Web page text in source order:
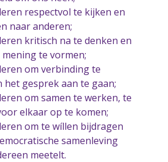
respectvol te kijken en
naar anderen;
kritisch na te denken en
te vormen;
om verbinding te
het gesprek aan te gaan;
om samen te werken, te
elkaar op te komen;
om te wíllen bijdragen
samenleving
meetelt.